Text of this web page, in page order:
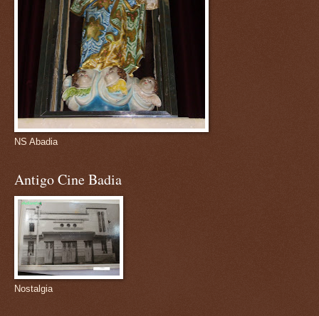
NS Abadia
Antigo Cine Badia
Nostalgia